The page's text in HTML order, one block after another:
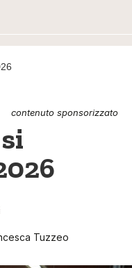
contenuto sponsorizzato
Tuzzeo